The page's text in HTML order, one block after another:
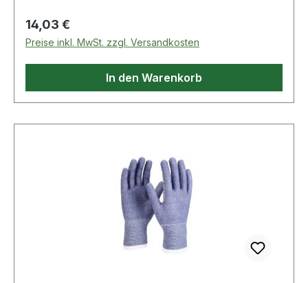
Regulärer Preis:
14,03 €
Preise inkl. MwSt. zzgl. Versandkosten
In den Warenkorb